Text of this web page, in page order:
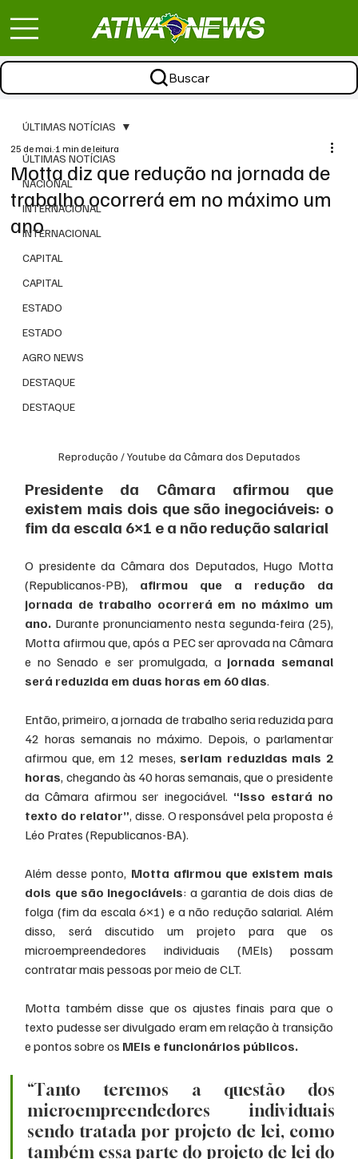
Buscar
ÚLTIMAS NOTÍCIAS
NACIONAL
INTERNACIONAL
INTERNACIONAL
CAPITAL
CAPITAL
ESTADO
ESTADO
AGRO NEWS
DESTAQUE
DESTAQUE
ÚLTIMAS NOTÍCIAS
Motta diz que redução na jornada de
trabalho ocorrerá em no máximo um
ano
25 de mai.1 min de leitura
Reprodução / Youtube da Câmara dos Deputados
Presidente da Câmara afirmou que
existem mais dois que são inegociáveis: o
fim da escala 6×1 e a não redução salarial
O presidente da Câmara dos Deputados, Hugo Motta
(Republicanos-PB), afirmou que a redução da
jornada de trabalho ocorrerá em no máximo um
ano. Durante pronunciamento nesta segunda-feira (25),
Motta afirmou que, após a PEC ser aprovada na Câmara
e no Senado e ser promulgada, a jornada semanal
será reduzida em duas horas em 60 dias.
Então, primeiro, a jornada de trabalho seria reduzida para
42 horas semanais no máximo. Depois, o parlamentar
afirmou que, em 12 meses, seriam reduzidas mais 2
horas, chegando às 40 horas semanais, que o presidente
da Câmara afirmou ser inegociável. “Isso estará no
texto do relator”, disse. O responsável pela proposta é
Léo Prates (Republicanos-BA).
Além desse ponto, Motta afirmou que existem mais
dois que são inegociáveis: a garantia de dois dias de
folga (fim da escala 6×1) e a não redução salarial. Além
disso, será discutido um projeto para que os
microempreendedores individuais (MEIs) possam
contratar mais pessoas por meio de CLT.
Motta também disse que os ajustes finais para que o
texto pudesse ser divulgado eram em relação à transição
e pontos sobre os MEIs e funcionários públicos.
“Tanto teremos a questão dos
microempreendedores individuais
sendo tratada por projeto de lei, como
também essa parte do projeto de lei do